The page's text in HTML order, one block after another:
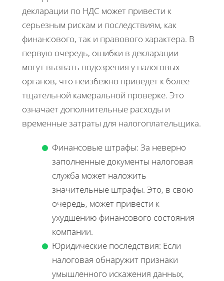
декларации по НДС может привести к
серьезным рискам и последствиям, как
финансового, так и правового характера. В
первую очередь, ошибки в декларации
могут вызвать подозрения у налоговых
органов, что неизбежно приведет к более
тщательной камеральной проверке. Это
означает дополнительные расходы и
временные затраты для налогоплательщика.
Финансовые штрафы: За неверно
заполненные документы налоговая
служба может наложить
значительные штрафы. Это, в свою
очередь, может привести к
ухудшению финансового состояния
компании.
Юридические последствия: Если
налоговая обнаружит признаки
умышленного искажения данных,